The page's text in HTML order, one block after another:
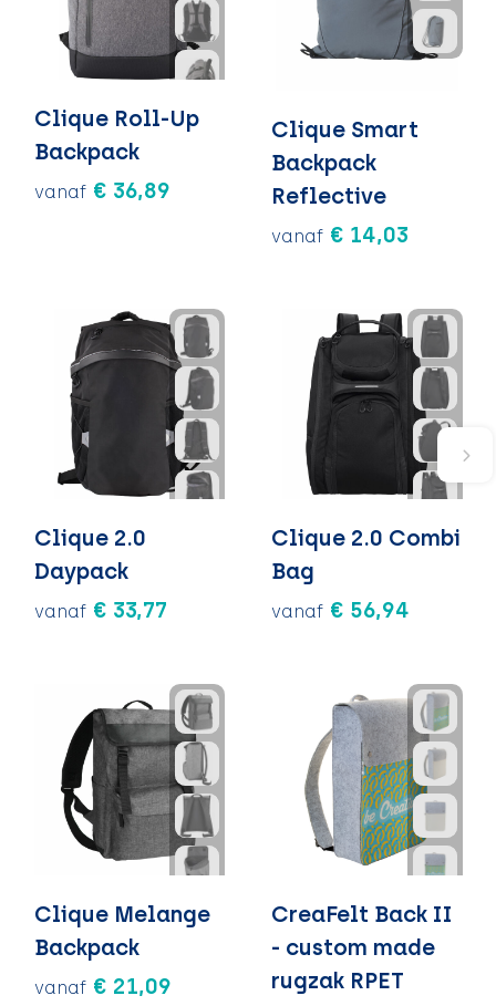
Clique Roll-Up
Backpack
vanaf € 36,89
Clique Smart
Backpack
Reflective
vanaf € 14,03
Clique 2.0
Daypack
vanaf € 33,77
Clique 2.0 Combi
Bag
vanaf € 56,94
Clique Melange
Backpack
vanaf € 21,09
CreaFelt Back II
- custom made
rugzak RPET